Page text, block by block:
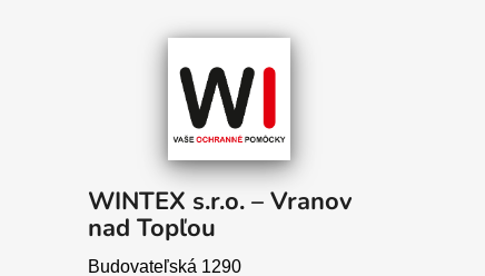
WINTEX s.r.o. – Vranov
nad Topľou
Budovateľská 1290